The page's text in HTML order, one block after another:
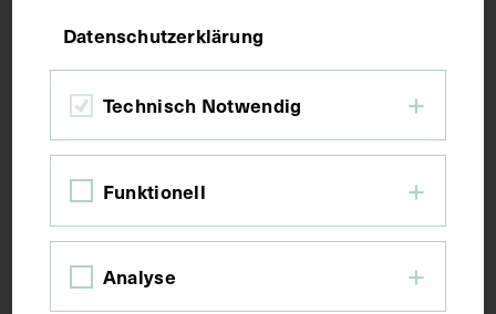
Datenschutzerklärung
Technisch Notwendig
Funktionell
Analyse